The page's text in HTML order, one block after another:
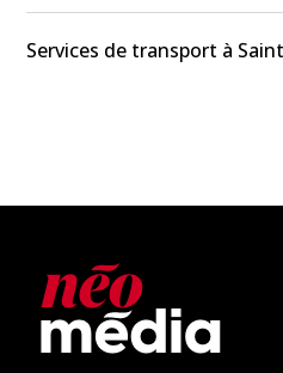
Services de transport à